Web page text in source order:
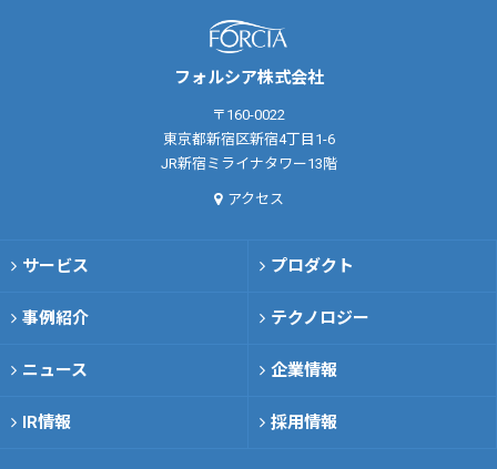
フォルシア株式会社
〒160-0022
東京都新宿区新宿4丁目1-6
JR新宿ミライナタワー13階
アクセス
サービス プロダクト
事例紹介 テクノロジー
ニュース 企業情報
IR情報 採用情報